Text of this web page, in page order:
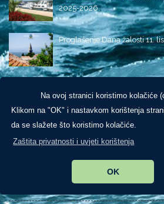
Na ovoj stranici koristimo kolačiće
Klikom na "OK" i nastavkom korištenja
da se slažete što koristimo kolačiće.
Zaštita privatnosti i uvjeti korištenja
OK
2025-2026.
Proglašenje Dana žalosti 11.
Izdvojeno